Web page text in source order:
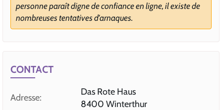
personne paraît digne de confiance en ligne, il existe de
nombreuses tentatives d'arnaques.
CONTACT
Adresse:
Das Rote Haus
8400 Winterthur